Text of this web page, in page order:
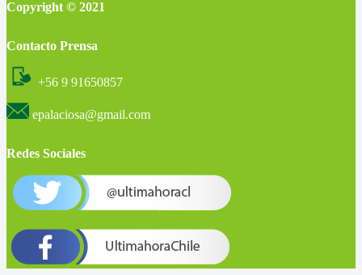
Copyright © 2021
Contacto Prensa
+56 9 91650857
epalaciosa@gmail.com
Redes Sociales